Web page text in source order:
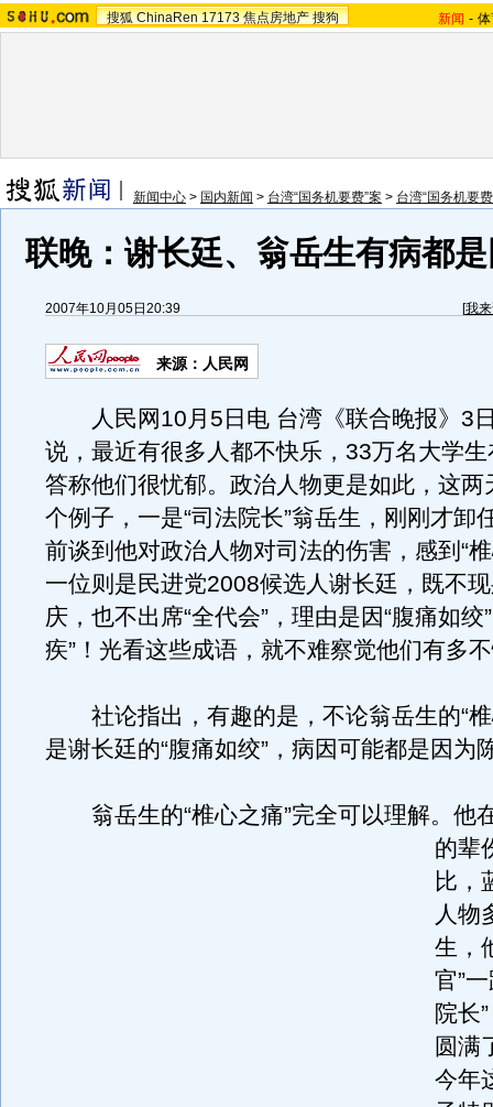
搜狐 ChinaRen 17173 焦点房地产 搜狗 新闻 -
新闻中心 > 国内新闻 > 台湾“国务机要费”案 > 台湾“国务机要
联晚：谢长廷、翁岳生有病都
2007年10月05日20:39 [我
来源：人民网
人民网10月5日电 台湾《联合晚报》3
说，最近有很多人都不快乐，33万名大学
答称他们很忧郁。政治人物更是如此，这两
个例子，一是“司法院长”翁岳生，刚刚才卸
前谈到他对政治人物对司法的伤害，感到“
一位则是民进党2008候选人谢长廷，既不
庆，也不出席“全代会”，理由是因“腹痛如绞
疾”！光看这些成语，就不难察觉他们有多
社论指出，有趣的是，不论翁岳生的“椎
是谢长廷的“腹痛如绞”，病因可能都是因为
翁岳生的“椎心之痛”完全可以理解。 他
的辈
比，
人物
生，
官”
院长
圆满
今年